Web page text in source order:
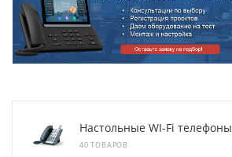
Настольные WI-Fi телефоны
40 ТОВАРОВ